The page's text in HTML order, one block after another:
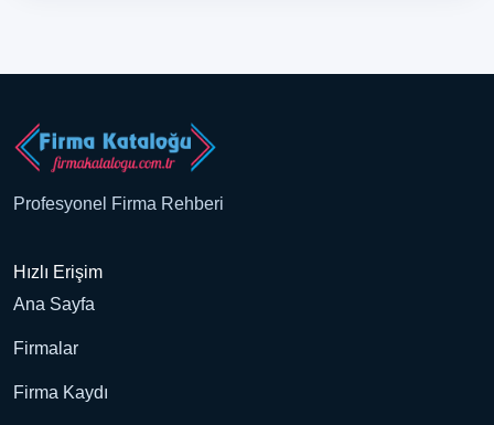
Profesyonel Firma Rehberi
Hızlı Erişim
Ana Sayfa
Firmalar
Firma Kaydı